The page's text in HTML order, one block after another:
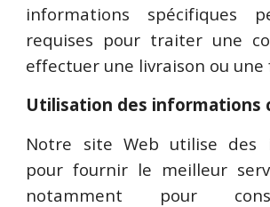
informations spécifiques
requises pour traiter une
effectuer une livraison ou
Utilisation des informations
Notre site Web utilise des
pour fournir le meilleur
notamment pour